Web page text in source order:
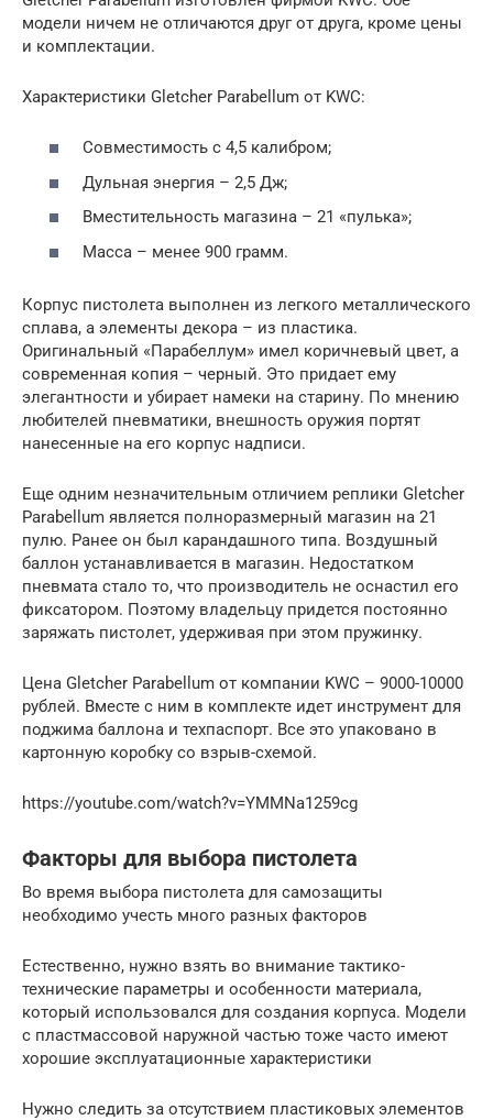
модели ничем не отличаются друг от друга, кроме цены
и комплектации.
Характеристики Gletcher Parabellum от KWC:
Совместимость с 4,5 калибром;
Дульная энергия – 2,5 Дж;
Вместительность магазина – 21 «пулька»;
Масса – менее 900 грамм.
Корпус пистолета выполнен из легкого металлического
сплава, а элементы декора – из пластика.
Оригинальный «Парабеллум» имел коричневый цвет, а
современная копия – черный. Это придает ему
элегантности и убирает намеки на старину. По мнению
любителей пневматики, внешность оружия портят
нанесенные на его корпус надписи.
Еще одним незначительным отличием реплики Gletcher
Parabellum является полноразмерный магазин на 21
пулю. Ранее он был карандашного типа. Воздушный
баллон устанавливается в магазин. Недостатком
пневмата стало то, что производитель не оснастил его
фиксатором. Поэтому владельцу придется постоянно
заряжать пистолет, удерживая при этом пружинку.
Цена Gletcher Parabellum от компании KWC – 9000-10000
рублей. Вместе с ним в комплекте идет инструмент для
поджима баллона и техпаспорт. Все это упаковано в
картонную коробку со взрыв-схемой.
https://youtube.com/watch?v=YMMNa1259cg
Факторы для выбора пистолета
Во время выбора пистолета для самозащиты
необходимо учесть много разных факторов
Естественно, нужно взять во внимание тактико-
технические параметры и особенности материала,
который использовался для создания корпуса. Модели
с пластмассовой наружной частью тоже часто имеют
хорошие эксплуатационные характеристики
Нужно следить за отсутствием пластиковых элементов